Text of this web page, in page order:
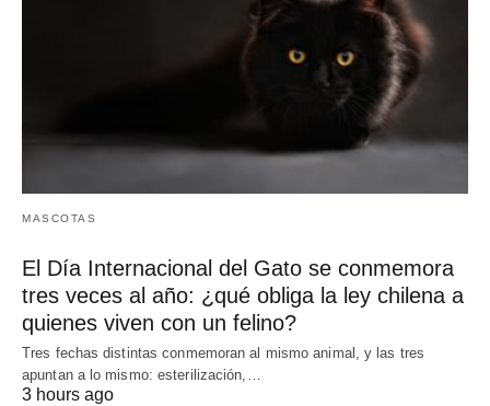
MASCOTAS
El Día Internacional del Gato se conmemora
tres veces al año: ¿qué obliga la ley chilena a
quienes viven con un felino?
Tres fechas distintas conmemoran al mismo animal, y las tres
apuntan a lo mismo: esterilización,…
3 hours ago